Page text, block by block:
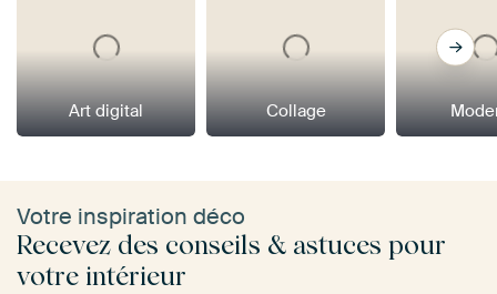
Art digital Collage
Votre inspiration déco
Recevez des conseils & astuces pour
votre intérieur